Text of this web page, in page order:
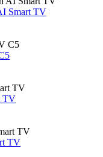
Smart TV
TV
TV